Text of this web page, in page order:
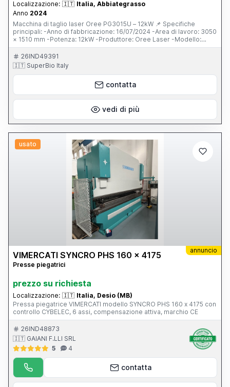
Localizzazione: 🇮🇹 Italia, Abbiategrasso
Anno 2024
Macchina di taglio laser Oree PG3015U – 12kW 📌 Specifiche
principali: -Anno di fabbricazione: 16/07/2024 -Area di lavoro: 3050
× 1510 mm -Potenza: 12kW -Produttore: Oree Laser -Modello:
PG3015U -Stato: quasi nuova (meno di 5 ore di taglio) 📌
Componenti e accessori inclusi: -Testa laser BOCI Auto Focus
BLT642H -Sistema di controllo FSCUT 8000 -Armadio di controllo
indipendente -Servo motore YASKAWA -Chiller ad acqua S&A -
Valvola proporzionale SMC -Stabilizzatore SBW-150KVA -
Compressore d’aria -Sistema di esaustione (tubi di esaustione) 📌
Alimentazione: -380V, 50Hz, 3ph
26IND49391
🇮🇹 SuperBio Italy
contatta
vedi di più
usato
annuncio
VIMERCATI SYNCRO PHS 160 x 4175
Presse piegatrici
prezzo su richiesta
Localizzazione: 🇮🇹 Italia, Desio (MB)
Pressa piegatrice VIMERCATI modello SYNCRO PHS 160 x 4175 con
controllo CYBELEC, 6 assi, compensazione attiva, marchio CE
26IND48873
🇮🇹 GAIANI F.LLI SRL
5
4
contatta